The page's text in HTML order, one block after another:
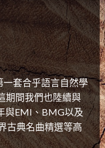
套合乎語言自然學
期間我們也陸續與
與EMI、BMG以及
古典名曲精選等高